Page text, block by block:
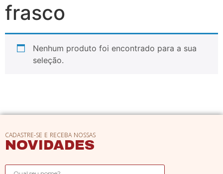
frasco
Nenhum produto foi encontrado para a sua
seleção.
CADASTRE-SE E RECEBA NOSSAS
NOVIDADES